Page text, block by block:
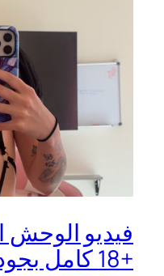
فيديو الوحش
+18 كامل بجودة عالية